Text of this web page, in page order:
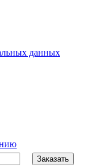
данных
Заказать